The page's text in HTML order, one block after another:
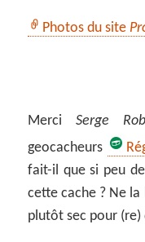
Photos du site
MerciSerge
geocacheurs
fait-il que si peu
cette cache ? Ne
plutôt sec pour (re)